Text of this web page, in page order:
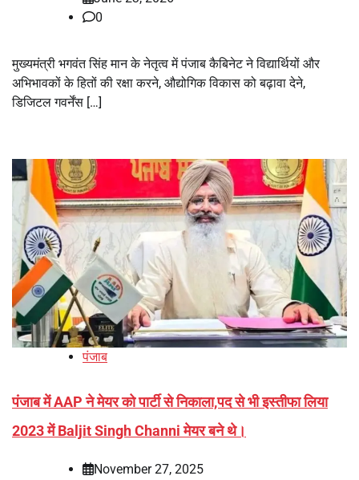
0
मुख्यमंत्री भगवंत सिंह मान के नेतृत्व में पंजाब कैबिनेट ने विद्यार्थियों और
अभिभावकों के हितों की रक्षा करने, औद्योगिक विकास को बढ़ावा देने,
डिजिटल गवर्नेंस […]
पंजाब
पंजाब में AAP ने मेयर को पार्टी से निकाला,पद से भी इस्तीफा लिया
2023 में Baljit Singh Channi मेयर बने थे।
November 27, 2025